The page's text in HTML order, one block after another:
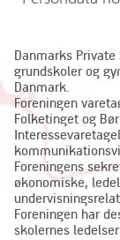
Danmarks
grundskoler og
Danmark.
Foreningen
Folketinget og
Foreningens
økonomiske,
Foreningen har
skolernes